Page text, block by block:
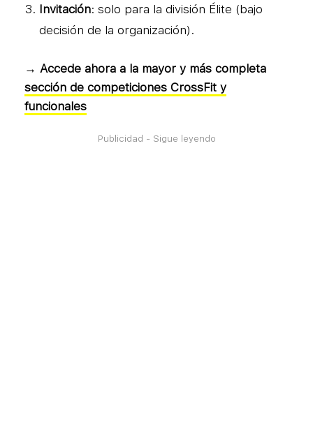
Invitación: solo para la división Élite (bajo
decisión de la organización).
→ Accede ahora a la mayor y más completa
sección de competiciones CrossFit y
funcionales
Publicidad - Sigue leyendo